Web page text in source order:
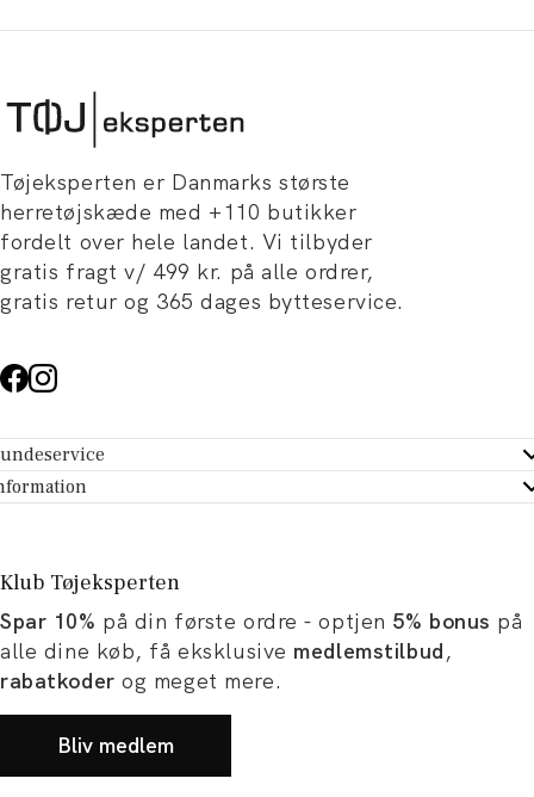
Tøjeksperten er Danmarks største
herretøjskæde med +110 butikker
fordelt over hele landet. Vi tilbyder
gratis fragt v/ 499 kr. på alle ordrer,
gratis retur og 365 dages bytteservice.
- Hjælpecenter
dit køb
Tøjeksperten
og artikler
og karriere
Klub Tøjeksperten
Spar 10% på din første ordre - optjen 5% bonus på
alle dine køb, få eksklusive medlemstilbud,
rabatkoder og meget mere.
Bliv medlem